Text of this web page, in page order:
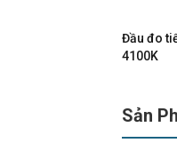
Đầu đo
4100K
Sản